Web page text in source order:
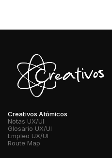
Creativos Atómicos
Notas UX/UI
Glosario UX/UI
Empleo UX/UI
Route Map